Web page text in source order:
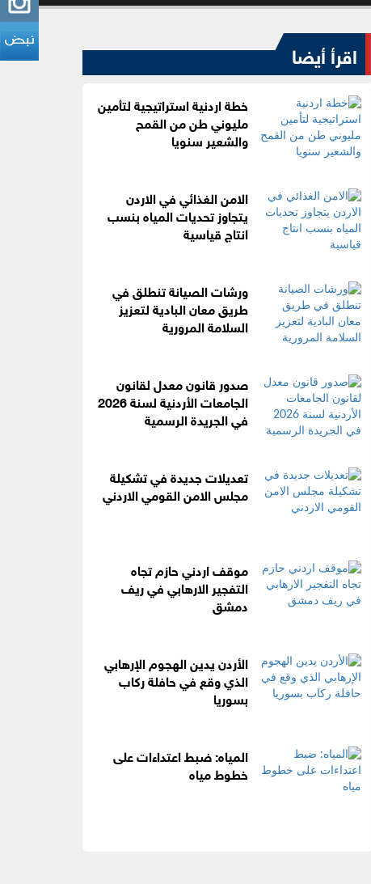
اقرأ أيضا
خطة اردنية استراتيجية لتأمين
مليوني طن من القمح
والشعير سنويا
الامن الغذائي في الاردن
يتجاوز تحديات المياه بنسب
انتاج قياسية
ورشات الصيانة تنطلق في
طريق معان البادية لتعزيز
السلامة المرورية
صدور قانون معدل لقانون
الجامعات الأردنية لسنة 2026
في الجريدة الرسمية
تعديلات جديدة في تشكيلة
مجلس الامن القومي الاردني
موقف اردني حازم تجاه
التفجير الارهابي في ريف
دمشق
الأردن يدين الهجوم الإرهابي
الذي وقع في حافلة ركاب
بسوريا
المياه: ضبط اعتداءات على
خطوط مياه